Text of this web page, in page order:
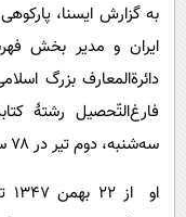
به گزارش ایسنا،
ایران و مدیر بخش
فارغ‌التّحصیل رشتۀ
سه‌شنبه، دوم تیر در ۷۸ سالگی از دنیا رفت.